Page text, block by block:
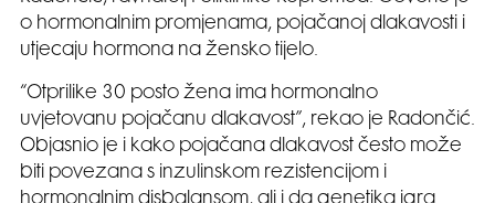
o hormonalnim promjenama, pojačanoj dlakavosti i
utjecaju hormona na žensko tijelo.
“Otprilike 30 posto žena ima hormonalno
uvjetovanu pojačanu dlakavost”, rekao je Radončić.
Objasnio je i kako pojačana dlakavost često može
biti povezana s inzulinskom rezistencijom i